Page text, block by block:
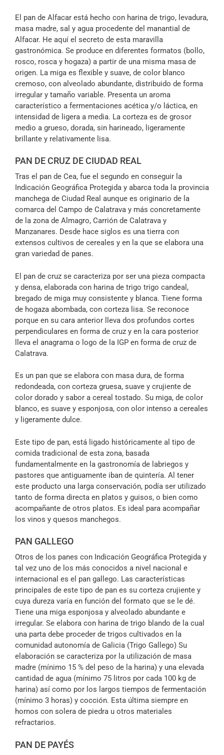
El pan de Alfacar está hecho con harina de trigo, levadura,
masa madre, sal y agua procedente del manantial de
Alfacar. He aquí el secreto de esta maravilla
gastronómica. Se produce en diferentes formatos (bollo,
rosco, rosca y hogaza) a partir de una misma masa de
origen. La miga es flexible y suave, de color blanco
cremoso, con alveolado abundante, distribuido de forma
irregular y tamaño variable. Presenta un aroma
característico a fermentaciones acética y/o láctica, en
intensidad de ligera a media. La corteza es de grosor
medio a grueso, dorada, sin harineado, ligeramente
brillante y relativamente lisa.
PAN DE CRUZ DE CIUDAD REAL
Tras el pan de Cea, fue el segundo en conseguir la
Indicación Geográfica Protegida y abarca toda la provincia
manchega de Ciudad Real aunque es originario de la
comarca del Campo de Calatrava y más concretamente
de la zona de Almagro, Carrión de Calatrava y
Manzanares. Desde hace siglos es una tierra con
extensos cultivos de cereales y en la que se elabora una
gran variedad de panes.
El pan de cruz se caracteriza por ser una pieza compacta
y densa, elaborada con harina de trigo trigo candeal,
bregado de miga muy consistente y blanca. Tiene forma
de hogaza abombada, con corteza lisa. Se reconoce
porque en su cara anterior lleva dos profundos cortes
perpendiculares en forma de cruz y en la cara posterior
lleva el anagrama o logo de la IGP en forma de cruz de
Calatrava.
Es un pan que se elabora con masa dura, de forma
redondeada, con corteza gruesa, suave y crujiente de
color dorado y sabor a cereal tostado. Su miga, de color
blanco, es suave y esponjosa, con olor intenso a cereales
y ligeramente dulce.
Este tipo de pan, está ligado históricamente al tipo de
comida tradicional de esta zona, basada
fundamentalmente en la gastronomía de labriegos y
pastores que antiguamente iban de quintería. Al tener
este producto una larga conservación, podía ser utilizado
tanto de forma directa en platos y guisos, o bien como
acompañante de otros platos. Es ideal para acompañar
los vinos y quesos manchegos.
PAN GALLEGO
Otros de los panes con Indicación Geográfica Protegida y
tal vez uno de los más conocidos a nivel nacional e
internacional es el pan gallego. Las características
principales de este tipo de pan es su corteza crujiente y
cuya dureza varía en función del formato que se le dé.
Tiene una miga esponjosa y alveolado abundante e
irregular. Se elabora con harina de trigo blando de la cual
una parta debe proceder de trigos cultivados en la
comunidad autonomía de Galicia (Trigo Gallego) Su
elaboración se caracteriza por la utilización de masa
madre (mínimo 15 % del peso de la harina) y una elevada
cantidad de agua (mínimo 75 litros por cada 100 kg de
harina) así como por los largos tiempos de fermentación
(mínimo 3 horas) y cocción. Esta última siempre en
hornos con solera de piedra u otros materiales
refractarios.
PAN DE PAYÉS